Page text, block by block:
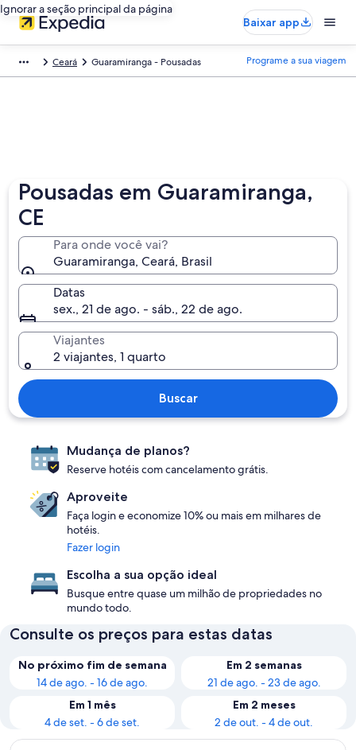
Ignorar a seção principal da página
Baixar app
Ceará Guaramiranga - Pousadas Programe a sua viagem
Pousadas em Guaramiranga,
CE
Para onde você vai?
Guaramiranga, Ceará, Brasil
Datas
sex., 21 de ago. - sáb., 22 de ago.
Viajantes
2 viajantes, 1 quarto
Buscar
Mudança de planos?
Reserve hotéis com cancelamento grátis.
Aproveite
Faça login e economize 10% ou mais em milhares de
hotéis.
Fazer login
Escolha a sua opção ideal
Busque entre quase um milhão de propriedades no
mundo todo.
Consulte os preços para estas datas
No próximo fim de semana
14 de ago. - 16 de ago.
Em 2 semanas
21 de ago. - 23 de ago.
Em 1 mês
4 de set. - 6 de set.
Em 2 meses
2 de out. - 4 de out.